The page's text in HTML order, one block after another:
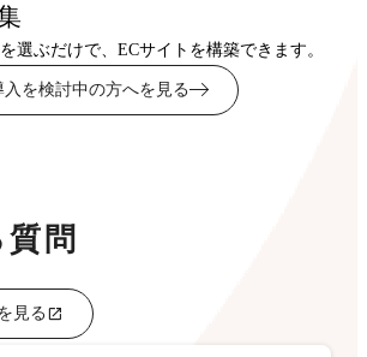
選ぶだけで、ECサイトを構築できます。
入を検討中の方へを見る
問
見る